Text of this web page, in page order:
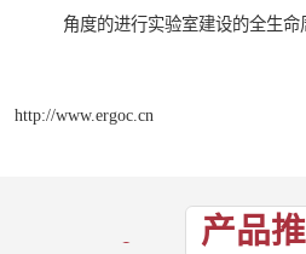
角度的进行实验室建设的全生命
http://www.ergoc.cn
产品